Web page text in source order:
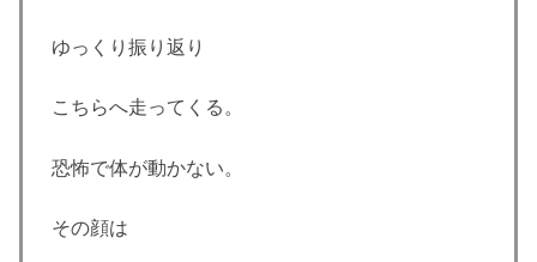
ゆっくり振り返り
こちらへ走ってくる。
恐怖で体が動かない。
その顔は